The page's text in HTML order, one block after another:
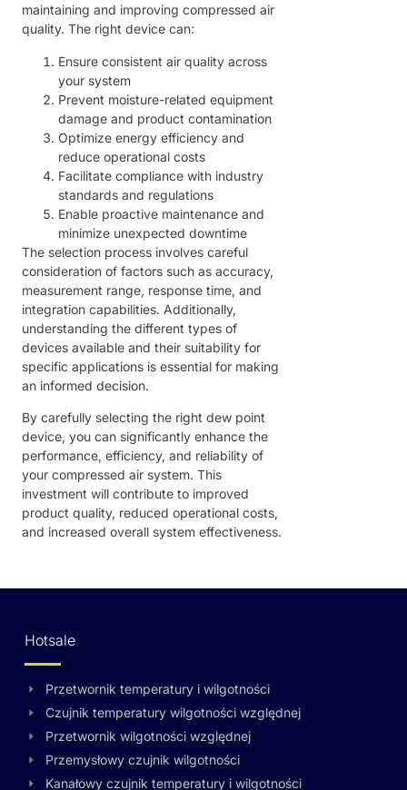
maintaining and improving compressed air
quality. The right device can:
Ensure consistent air quality across
your system
Prevent moisture-related equipment
damage and product contamination
Optimize energy efficiency and
reduce operational costs
Facilitate compliance with industry
standards and regulations
Enable proactive maintenance and
minimize unexpected downtime
The selection process involves careful
consideration of factors such as accuracy,
measurement range, response time, and
integration capabilities. Additionally,
understanding the different types of
devices available and their suitability for
specific applications is essential for making
an informed decision.
By carefully selecting the right dew point
device, you can significantly enhance the
performance, efficiency, and reliability of
your compressed air system. This
investment will contribute to improved
product quality, reduced operational costs,
and increased overall system effectiveness.
Hotsale
Przetwornik temperatury i wilgotności
Czujnik temperatury wilgotności względnej
Przetwornik wilgotności względnej
Przemysłowy czujnik wilgotności
Kanałowy czujnik temperatury i wilgotności